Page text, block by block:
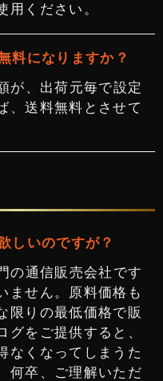
用ください。
料になりますか？
が、出荷元毎で設定
、送料無料とさせて
しいのですが？
の通信販売会社です
ません。原料価格も
限りの最低価格で販
グをご提供すると、
なくなってしまうた
何卒、ご理解いただ